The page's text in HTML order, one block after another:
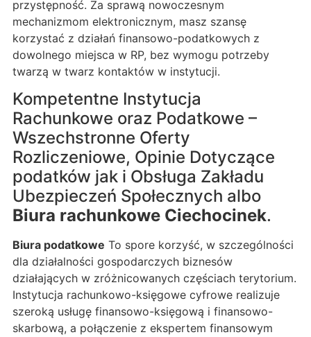
przystępność. Za sprawą nowoczesnym
mechanizmom elektronicznym, masz szansę
korzystać z działań finansowo-podatkowych z
dowolnego miejsca w RP, bez wymogu potrzeby
twarzą w twarz kontaktów w instytucji.
Kompetentne Instytucja
Rachunkowe oraz Podatkowe –
Wszechstronne Oferty
Rozliczeniowe, Opinie Dotyczące
podatków jak i Obsługa Zakładu
Ubezpieczeń Społecznych albo
Biura rachunkowe Ciechocinek.
Biura podatkowe To spore korzyść, w szczególności
dla działalności gospodarczych biznesów
działających w zróżnicowanych częściach terytorium.
Instytucja rachunkowo-księgowe cyfrowe realizuje
szeroką usługę finansowo-księgową i finansowo-
skarbową, a połączenie z ekspertem finansowym